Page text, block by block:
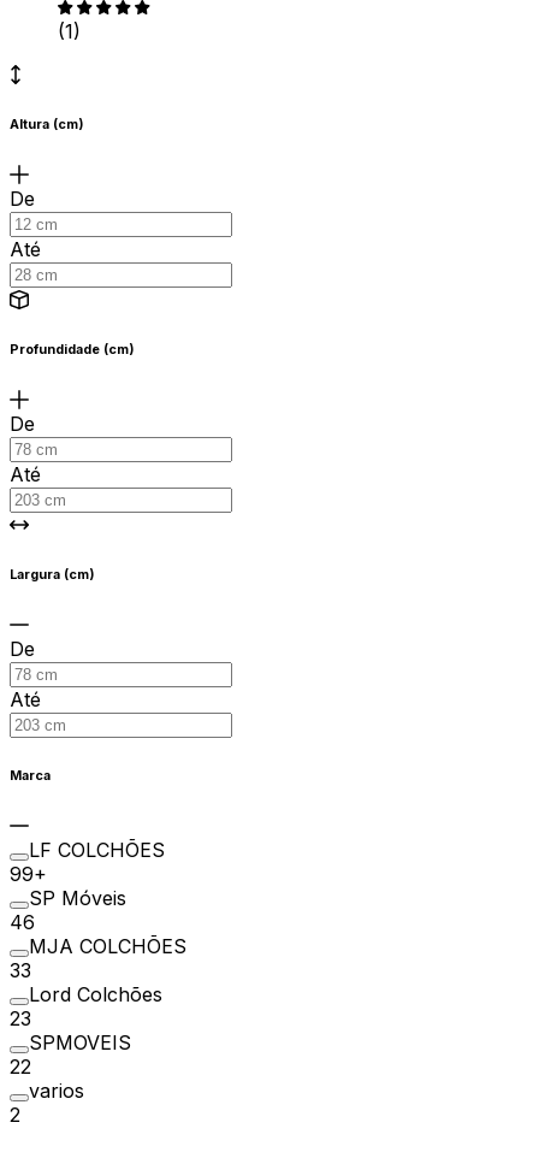
(1)
Altura (cm)
De
Até
Profundidade (cm)
De
Até
Largura (cm)
De
Até
Marca
LF COLCHÕES
99+
SP Móveis
46
MJA COLCHÕES
33
Lord Colchões
23
SPMOVEIS
22
varios
2